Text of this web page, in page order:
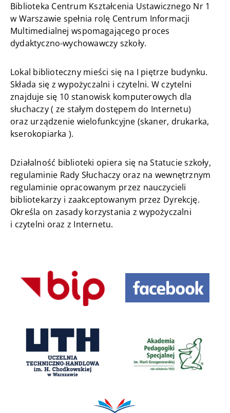
Biblioteka Centrum Kształcenia Ustawicznego Nr 1
w Warszawie spełnia rolę Centrum Informacji
Multimedialnej wspomagającego proces
dydaktyczno-wychowawczy szkoły.
Lokal biblioteczny mieści się na I piętrze budynku.
Składa się z wypożyczalni i czytelni. W czytelni
znajduje się 10 stanowisk komputerowych dla
słuchaczy ( ze stałym dostępem do Internetu)
oraz urządzenie wielofunkcyjne (skaner, drukarka,
kserokopiarka ).
Działalność biblioteki opiera się na Statucie szkoły,
regulaminie Rady Słuchaczy oraz na wewnętrznym
regulaminie opracowanym przez nauczycieli
bibliotekarzy i zaakceptowanym przez Dyrekcję.
Określa on zasady korzystania z wypożyczalni
i czytelni oraz z Internetu.